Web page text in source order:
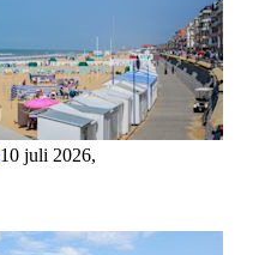
10 juli 2026,